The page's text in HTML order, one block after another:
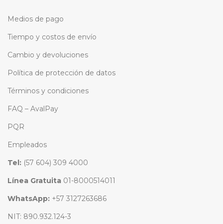
Medios de pago
Tiempo y costos de envío
Cambio y devoluciones
Política de protección de datos
Términos y condiciones
FAQ – AvalPay
PQR
Empleados
Tel: (57 604) 309 4000
Línea Gratuita 01-8000514011
WhatsApp: +57 3127263686
NIT: 890.932.124-3